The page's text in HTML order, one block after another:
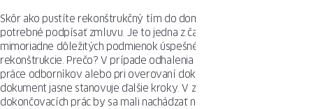
Skôr ako pustíte rekonštrukčný tím do domu alebo bytu, je
potrebné podpísať zmluvu. Je to jedna z často prehliadaných, no
mimoriadne dôležitých podmienok úspešného ukončenia
rekonštrukcie. Prečo? V prípade odhalenia nezrovnalostí počas
práce odborníkov alebo pri overovaní dokončovacích prác tento
dokument jasne stanovuje ďalšie kroky. V zmluve s dodávateľom
dokončovacích prác by sa mali nachádzať najmä, ale nielen, základné